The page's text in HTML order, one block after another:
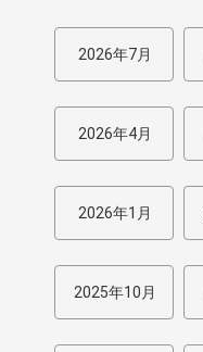
2026年7月
2026年4月
2026年1月
2025年10月